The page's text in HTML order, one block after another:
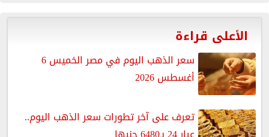
الأعلى قراءة
سعر الذهب اليوم في مصر الخميس 6
أغسطس 2026
تعرف على آخر تطورات سعر الذهب اليوم..